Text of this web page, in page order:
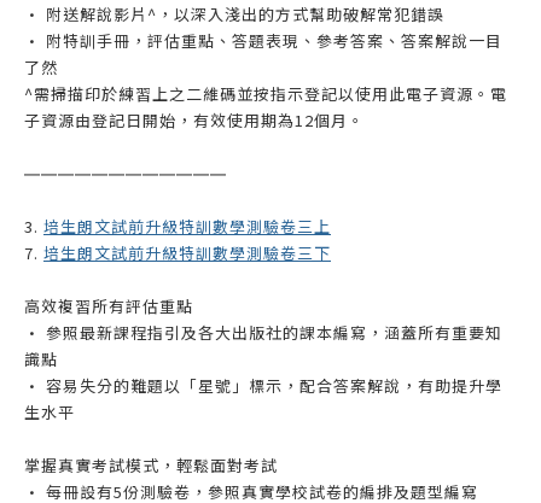
• 附送解說影片^，以深入淺出的方式幫助破解常犯錯誤
• 附特訓手冊，評估重點、答題表現、參考答案、答案解說一目
了然
^需掃描印於練習上之二維碼並按指示登記以使用此電子資源。電
子資源由登記日開始，有效使用期為12個月。
————————————
3. 培生朗文試前升級特訓數學測驗卷三上
7. 培生朗文試前升級特訓數學測驗卷三下
高效複習所有評估重點
• 參照最新課程指引及各大出版社的課本編寫，涵蓋所有重要知
識點
• 容易失分的難題以「星號」標示，配合答案解說，有助提升學
生水平
掌握真實考試模式，輕鬆面對考試
• 每冊設有5份測驗卷，參照真實學校試卷的編排及題型編寫